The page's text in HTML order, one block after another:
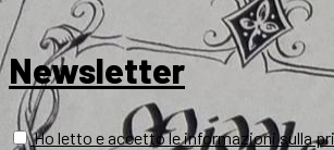
Newsletter
Ho letto e accetto le informazioni sulla